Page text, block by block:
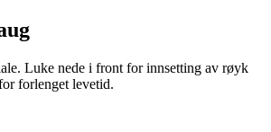
Luke nede i front for innsetting av røyk
forlenget levetid.